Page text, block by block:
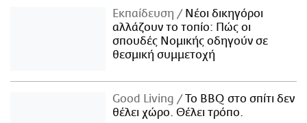
Εκπαίδευση
Νέοι δικηγόροι
αλλάζουν το τοπίο: Πώς οι
σπουδές Νομικής οδηγούν σε
θεσμική συμμετοχή
Good Living
Το BBQ στο σπίτι δεν
θέλει χώρο. Θέλει τρόπο.